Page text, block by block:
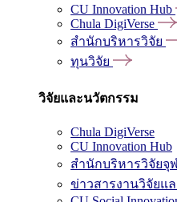
CU Innovation Hub
Chula DigiVerse
สำนักบริหารวิจัย
ทุนวิจัย
วิจัยและนวัตกรรม
Chula DigiVerse
CU Innovation Hub
สำนักบริหารวิจัยจุ
ข่าวสารงานวิจัยแ